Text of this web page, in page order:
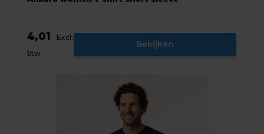
4,01
Excl.
btw
Bekijken